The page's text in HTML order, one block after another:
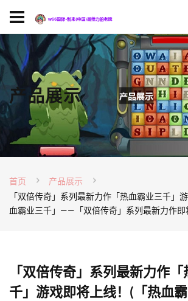
产品展示
首页
产品展示
「双倍传奇」系列最新力作「热血霸业三千」
血霸业三千」——「双倍传奇」系列最新力作即
「双倍传奇」系列最新力作
千」游戏即将上线！(「热血霸